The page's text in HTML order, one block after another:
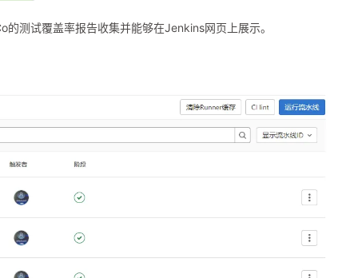
测试覆盖率报告收集并能够在Jenkins网页上展示。